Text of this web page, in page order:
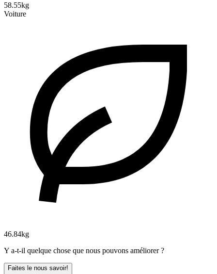
58.55kg
Voiture
46.84kg
Y a-t-il quelque chose que nous pouvons améliorer ?
Faites le nous savoir!